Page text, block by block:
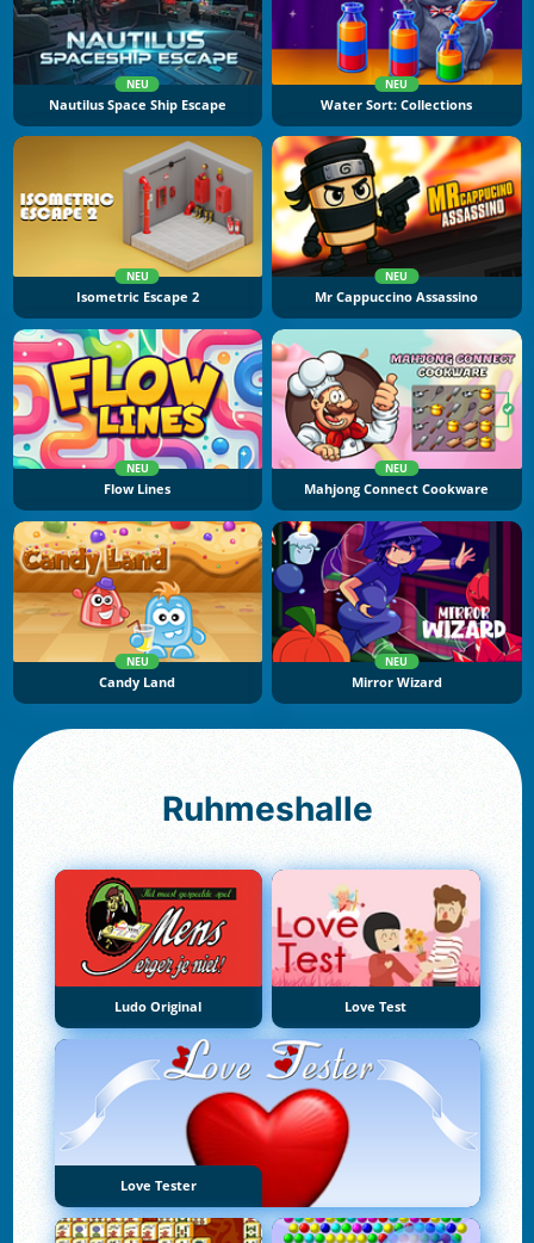
NEU
Nautilus Space Ship Escape
NEU
Water Sort: Collections
NEU
Isometric Escape 2
NEU
Mr Cappuccino Assassino
NEU
Flow Lines
NEU
Mahjong Connect Cookware
NEU
Candy Land
NEU
Mirror Wizard
Ruhmeshalle
Ludo Original Love Test
Love Tester